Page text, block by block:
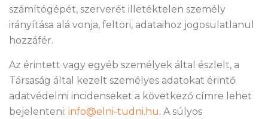
számítógépét, szerverét illetéktelen személy
irányítása alá vonja, feltöri, adataihoz jogosulatlanul
hozzáfér.
Az érintett vagy egyéb személyek által észlelt, a
Társaság által kezelt személyes adatokat érintő
adatvédelmi incidenseket a következő címre lehet
bejelenteni: info@elni-tudni.hu. A súlyos